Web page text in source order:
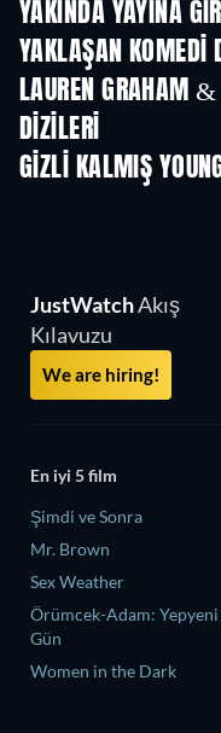
YAKINDA YAYINA
TV
YAKLAŞAN KOMEDI
Sezon 2
LAUREN GRAHAM &
DIZILERI
GIZLI KALMIŞ TV
JustWatchAkış
Kılavuzu
We are hiring!
En iyi 5 film
Şimdi ve Sonra
Mr. Brown
Sex Weather
Örümcek-Adam:
Gün
Women in the Dark